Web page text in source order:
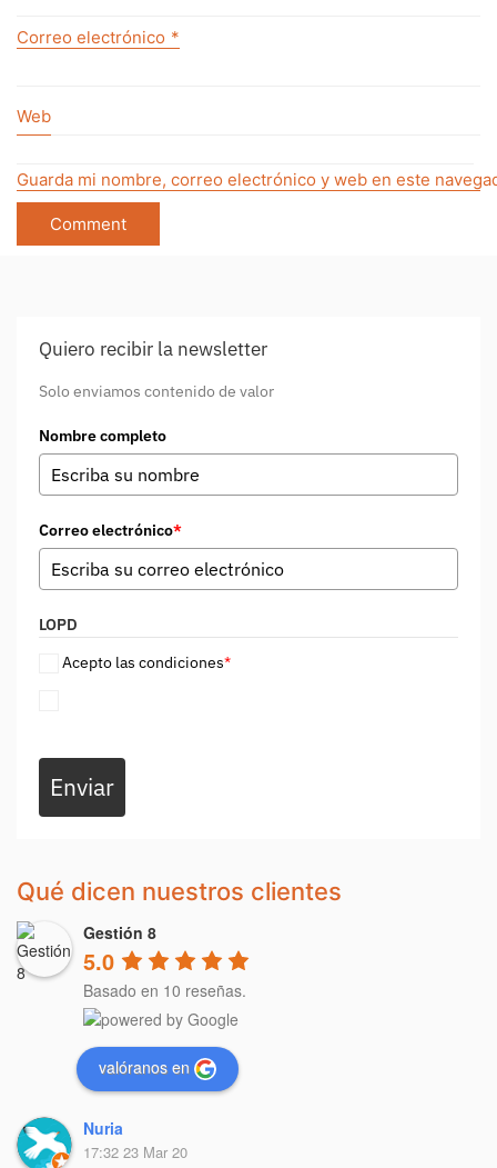
Correo electrónico *
Web
Guarda mi nombre, correo electrónico y web en este
Quiero recibir la newsletter
Solo enviamos contenido de valor
Nombre completo
Correo electrónico*
LOPD
Acepto las condiciones*
Enviar
Qué dicen nuestros clientes
Gestión 8
5.0
Basado en 10 reseñas.
valóranos en
Nuria
17:32 23 Mar 20